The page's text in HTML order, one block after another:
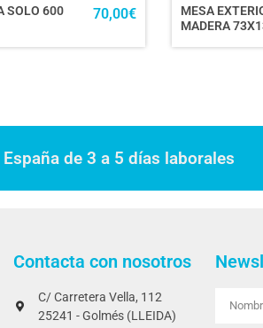
SOLO 600
70,00€
MESA
MADERA
de 3 a 5 días laborales
Contacta con nosotros
C/ Carretera Vella, 112
25241 - Golmés (LLEIDA)